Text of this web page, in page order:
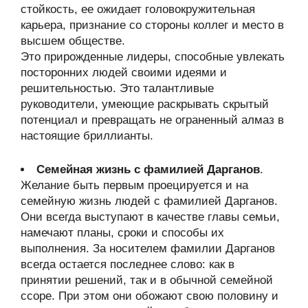
стойкость, ее ожидает головокружительная
карьера, признание со стороны коллег и место в
высшем обществе.
Это прирожденные лидеры, способные увлекать
посторонних людей своими идеями и
решительностью. Это талантливые
руководители, умеющие раскрывать скрытый
потенциал и превращать не ограненный алмаз в
настоящие бриллианты.
Семейная жизнь с фамилией Дарганов.
Желание быть первым проецируется и на
семейную жизнь людей с фамилией Дарганов.
Они всегда выступают в качестве главы семьи,
намечают планы, сроки и способы их
выполнения. За носителем фамилии Дарганов
всегда остается последнее слово: как в
принятии решений, так и в обычной семейной
ссоре. При этом они обожают свою половину и